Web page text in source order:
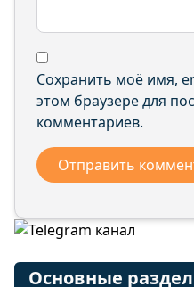
Сохранить моё имя,
этом браузере для
комментариев.
Основные